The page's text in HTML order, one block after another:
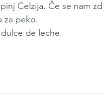
Celzija. Če se nam
za peko.
de leche.